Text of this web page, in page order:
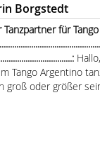
Borgstedt
für
Tango Argentino
groß oder größer